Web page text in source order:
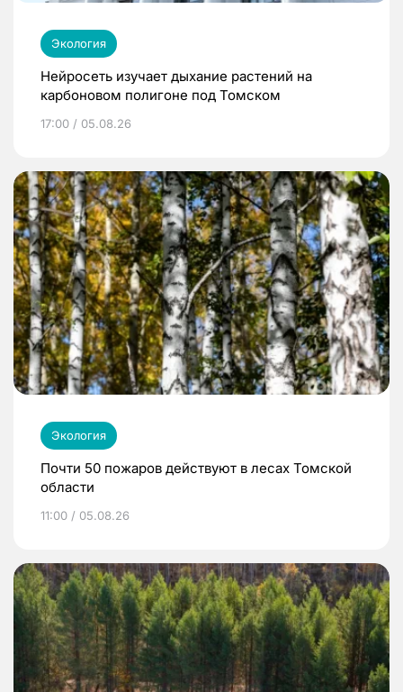
Экология
Нейросеть изучает дыхание растений на
карбоновом полигоне под Томском
17:00 / 05.08.26
Экология
Почти 50 пожаров действуют в лесах Томской
области
11:00 / 05.08.26